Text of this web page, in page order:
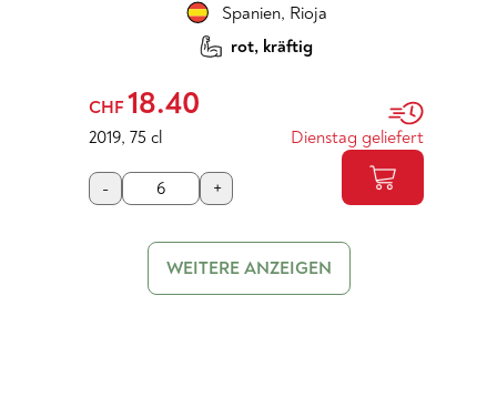
Spanien, Rioja
rot, kräftig
CHF 18.40
2019, 75 cl Dienstag geliefert
- +
WEITERE ANZEIGEN